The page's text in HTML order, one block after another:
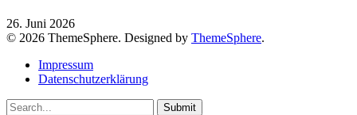
26. Juni 2026
© 2026 ThemeSphere. Designed by ThemeSphere.
Impressum
Datenschutzerklärung
Submit